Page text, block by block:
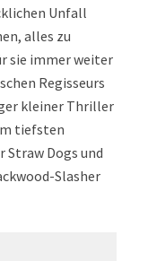
Unfall
alles zu
sie immer weiter
Regisseurs
kleiner Thriller
tiefsten
Straw Dogs und
Slasher